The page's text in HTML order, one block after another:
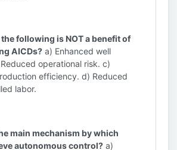
following is NOT a benefit of
AICDs? a) Enhanced well
operational risk. c)
efficiency. d) Reduced
labor.
main mechanism by which
autonomous control? a)